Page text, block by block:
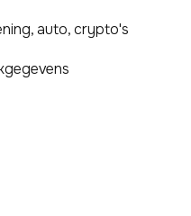
auto, crypto's